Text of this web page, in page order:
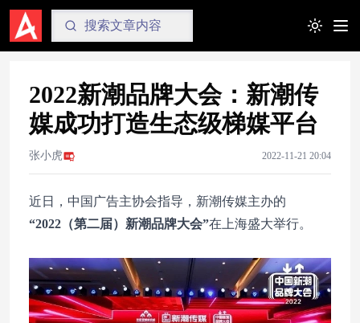
Toggle
2022新潮品牌大会：新潮传
媒成功打造生态级梯媒平台
张小虎 2022-11-21 20:04
近日，中国广告主协会指导，新潮传媒主办的
“2022（第二届）新潮品牌大会”在上海盛大举行。